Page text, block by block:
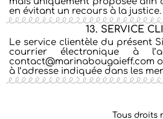
en évitant un recours à la justice.
13. SERVICE
Le service clientèle du présent
courrier électronique à
contact@marinabougaieff.com
à l’adresse indiquée dans les
Tous droits